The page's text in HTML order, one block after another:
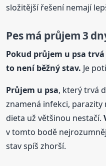
složitější řešení nemají
Pes má průjem 3
Pokud průjem u psa trvá
to není běžný stav. Je
Průjem u psa, který trvá
znamená infekci,
dieta už většinou nestačí.
v tomto bodě
stav spíš zhorší.